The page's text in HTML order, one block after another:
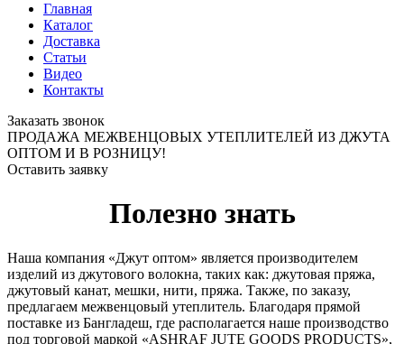
Главная
Каталог
Доставка
Статьи
Видео
Контакты
Заказать звонок
ПРОДАЖА МЕЖВЕНЦОВЫХ УТЕПЛИТЕЛЕЙ ИЗ ДЖУТА
ОПТОМ И В РОЗНИЦУ!
Оставить заявку
Полезно знать
Наша компания «Джут оптом» является производителем
изделий из джутового волокна, таких как: джутовая пряжа,
джутовый канат, мешки, нити, пряжа. Также, по заказу,
предлагаем межвенцовый утеплитель. Благодаря прямой
поставке из Бангладеш, где располагается наше производство
под торговой маркой «ASHRAF JUTE GOODS PRODUCTS»,